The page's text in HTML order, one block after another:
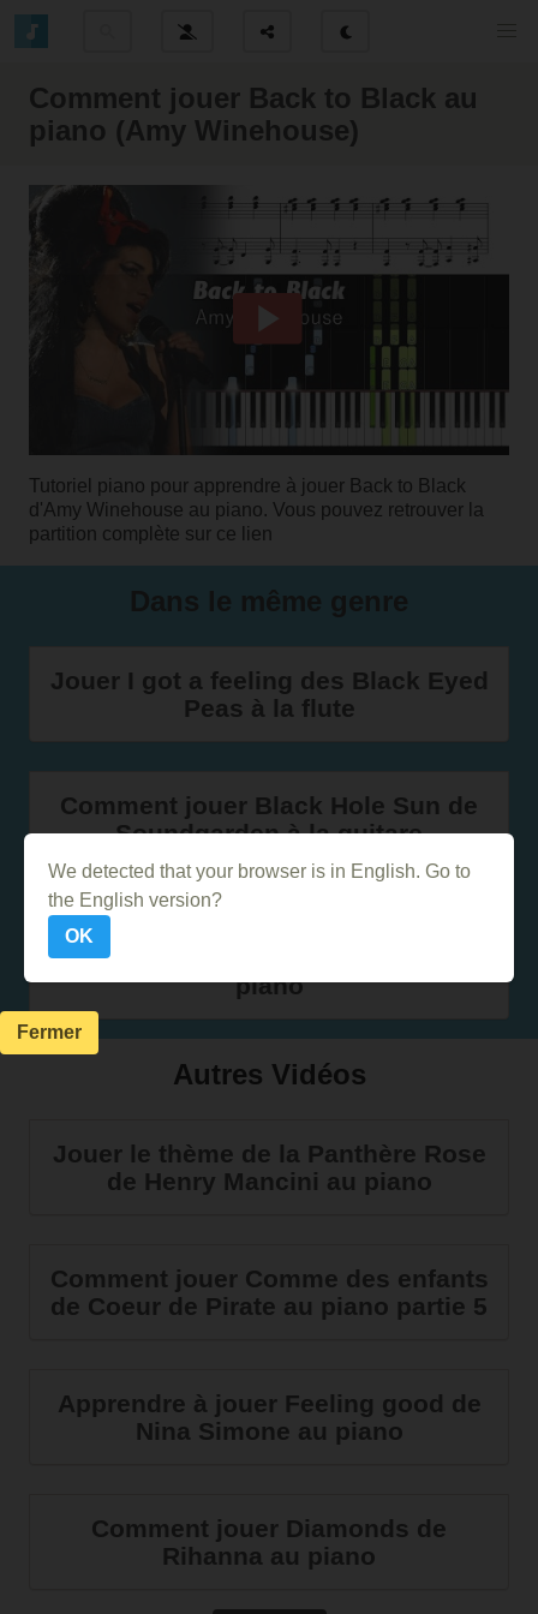
Comment jouer Back to Black au
piano (Amy Winehouse)
Tutoriel piano pour apprendre à jouer Back to Black
d'Amy Winehouse au piano. Vous pouvez retrouver la
partition complète sur ce lien
Jouer I got a feeling des Black Eyed
Peas à la flute
Comment jouer Black Hole Sun de
Soundgarden à la guitare
Comment jouer Just Can't Get
Enough des Black Eyed Peas au
piano
Autres Vidéos
Jouer le thème de la Panthère Rose
de Henry Mancini au piano
Comment jouer Comme des enfants
de Coeur de Pirate au piano partie 5
Apprendre à jouer Feeling good de
Nina Simone au piano
Comment jouer Diamonds de
Rihanna au piano
We detected that your browser is in English. Go to
the English version?
OK
Fermer